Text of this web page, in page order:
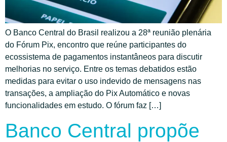
O Banco Central do Brasil realizou a 28ª reunião plenária
do Fórum Pix, encontro que reúne participantes do
ecossistema de pagamentos instantâneos para discutir
melhorias no serviço. Entre os temas debatidos estão
medidas para evitar o uso indevido de mensagens nas
transações, a ampliação do Pix Automático e novas
funcionalidades em estudo. O fórum faz […]
Banco Central propõe